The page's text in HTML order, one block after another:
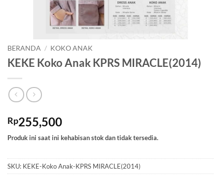
BERANDA / KOKO ANAK
KEKE Koko Anak KPRS MIRACLE(2014)
Rp255,500
Produk ini saat ini kehabisan stok dan tidak tersedia.
SKU: KEKE-Koko Anak-KPRS MIRACLE(2014)